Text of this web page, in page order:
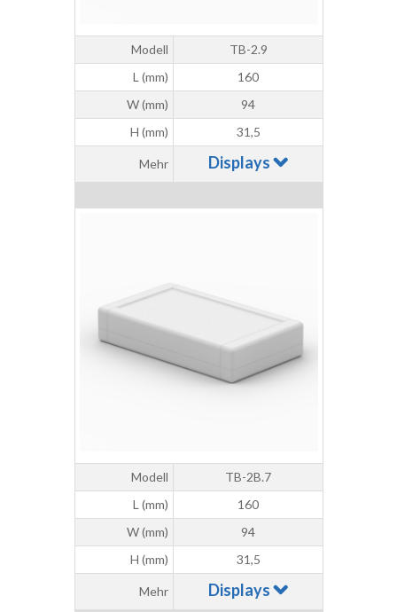
Modell
TB-2.9
L (mm)
160
W (mm)
94
H (mm)
31,5
Mehr Displays
Modell
TB-2B.7
L (mm)
160
W (mm)
94
H (mm)
31,5
Mehr Displays